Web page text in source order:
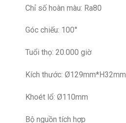
Chỉ số hoàn màu: Ra80
Góc chiếu: 100°
Tuổi thọ: 20.000 giờ
Kích thước: Ø129mm*H32mm
Khoét lổ: Ø110mm
Bộ nguồn tích hợp